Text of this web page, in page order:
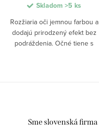
Skladom >5 ks
Rozžiaria oči jemnou farbou a
dodajú prirodzený efekt bez
podráždenia. Očné tiene s
Sme slovenská firma